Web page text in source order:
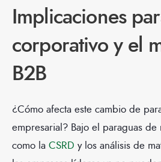
Implicaciones
corporativo y el
B2B
¿Cómo afecta este cambio de
empresarial? Bajo el paraguas de
como la CSRD y los análisis de